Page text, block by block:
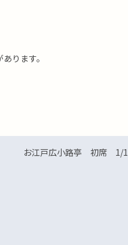
ります。
お江戸広小路亭 初席 1/1